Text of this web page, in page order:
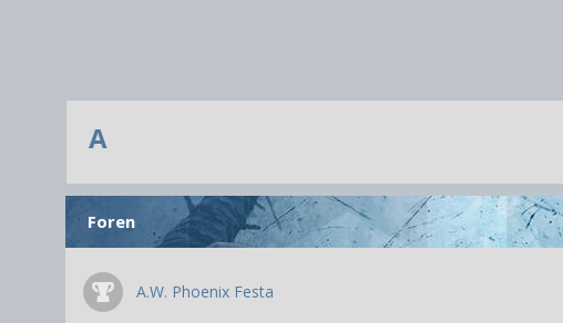
A
Foren
A.W. Phoenix Festa